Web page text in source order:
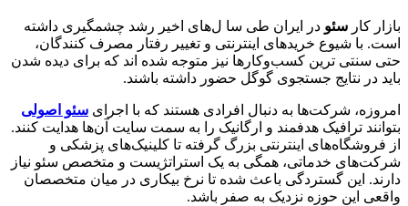
بازار کار سئو در ایران طی سا ل‌های اخیر رشد چشمگیری داشته
است. با شیوع خریدهای اینترنتی و تغییر رفتار مصرف‌ کنندگان،
حتی سنتی‌ ترین کسب‌وکارها نیز متوجه شده‌ اند که برای دیده شدن
باید در نتایج جستجوی گوگل حضور داشته باشند.
امروزه، شرکت‌ها به دنبال افرادی هستند که با اجرای سئو اصولی
بتوانند ترافیک هدفمند و ارگانیک را به سمت سایت آن‌ها هدایت کنند.
از فروشگاه‌های اینترنتی بزرگ گرفته تا کلینیک‌های پزشکی و
شرکت‌های خدماتی، همگی به یک استراتژیست و متخصص سئو نیاز
دارند. این گستردگی باعث شده تا نرخ بیکاری در میان متخصصان
واقعی این حوزه نزدیک به صفر باشد.